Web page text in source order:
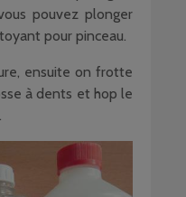
pouvez plonger
pour pinceau.
ensuite on frotte
à dents et hop le